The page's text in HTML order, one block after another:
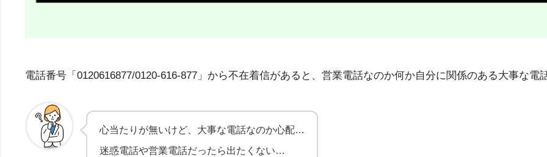
電話番号「0120616877/0120-616-877」から不在着信があると、営業電話なのか何か自分に関係のある大事な
心当たりが無いけど、大事な電話なのか心配…
迷惑電話や営業電話だったら出たくない…